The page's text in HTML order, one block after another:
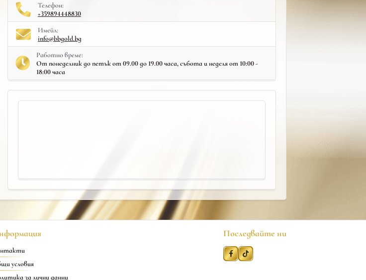
Телефон:
+359894448830
Имейл:
info@bbgold.bg
Работно време:
От понеделник до петък от 09.00 до 19.00 часа, събота и неделя от 10:00 -
18:00 часа
условия
за лични данни
Последвайте ни